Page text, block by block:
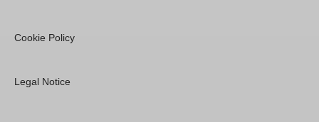
Cookie Policy
Legal Notice